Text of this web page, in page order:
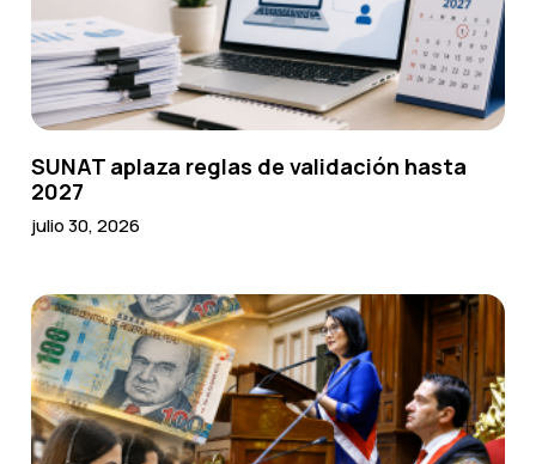
SUNAT aplaza reglas de validación hasta
2027
julio 30, 2026